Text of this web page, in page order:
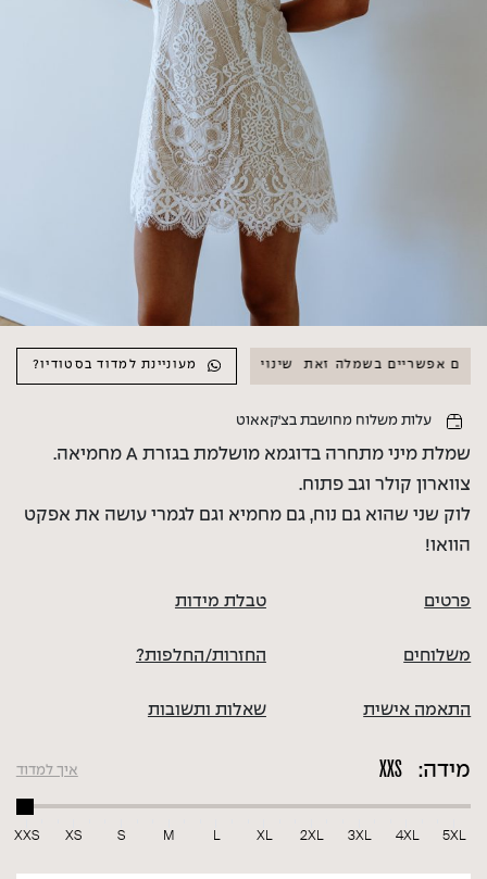
שינויים אפשריים בשמלה זאת אפשריים בשמלה זאת מעוניינת למדוד בסטודיו?
עלות משלוח מחושבת בצ'קאאוט
שמלת מיני מתחרה בדוגמא מושלמת בגזרת A מחמיאה.
צווארון קולר וגב פתוח.
לוק שני שהוא גם נוח, גם מחמיא וגם לגמרי עושה את אפקט
הוואו!
פרטים טבלת מידות
משלוחים החזרות/החלפות?
התאמה אישית שאלות ותשובות
מידה: איך למדוד
XXS XS S M L XL 2XL 3XL 4XL 5XL